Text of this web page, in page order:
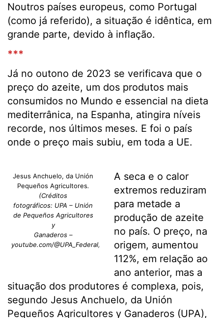
Noutros países europeus, como Portugal
(como já referido), a situação é idêntica, em
grande parte, devido à inflação.
***
Já no outono de 2023 se verificava que o
preço do azeite, um dos produtos mais
consumidos no Mundo e essencial na dieta
mediterrânica, na Espanha, atingira níveis
recorde, nos últimos meses. E foi o país
onde o preço mais subiu, em toda a UE.
Jesus Anchuelo, da Unión
Pequeños Agricultores.
(Créditos
fotográficos: UPA – Unión
de Pequeños Agricultores
y
Ganaderos –
youtube.com/@UPA_Federal)
A seca e o calor
extremos reduziram
para metade a
produção de azeite
no país. O preço, na
origem, aumentou
112%, em relação ao
ano anterior, mas a
situação dos produtores é complexa, pois,
segundo Jesus Anchuelo, da Unión
Pequeños Agricultores y Ganaderos (UPA),